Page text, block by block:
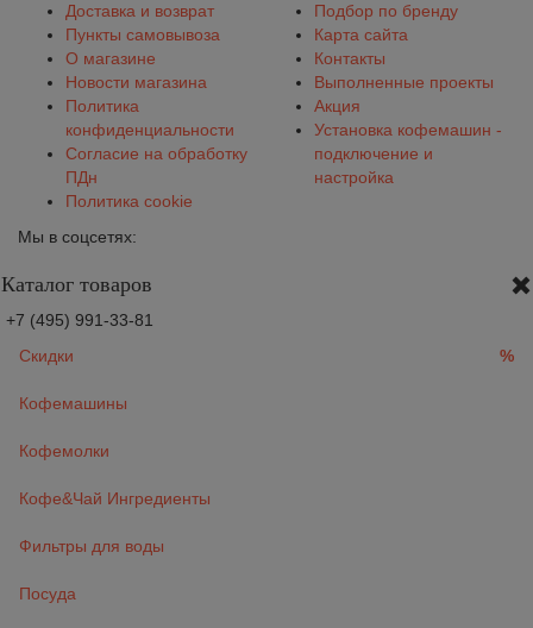
Доставка и возврат
Пункты самовывоза
О магазине
Новости магазина
Политика
конфиденциальности
Согласие на обработку
ПДн
Политика cookie
Подбор по бренду
Карта сайта
Контакты
Выполненные проекты
Акция
Установка кофемашин -
подключение и
настройка
Мы в соцсетях:
Каталог товаров
+7 (495) 991-33-81
Скидки
%
Кофемашины
Кофемолки
Кофе&Чай Ингредиенты
Фильтры для воды
Посуда